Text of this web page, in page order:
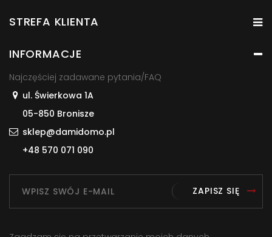
STREFA KLIENTA
INFORMACJE
Najczęściej zadawane pytania/FAQ
ul. Świerkowa 1A
05-850 Bronisze
sklep@damidomo.pl
+48 570 071 090
ZAPISZ SIĘ